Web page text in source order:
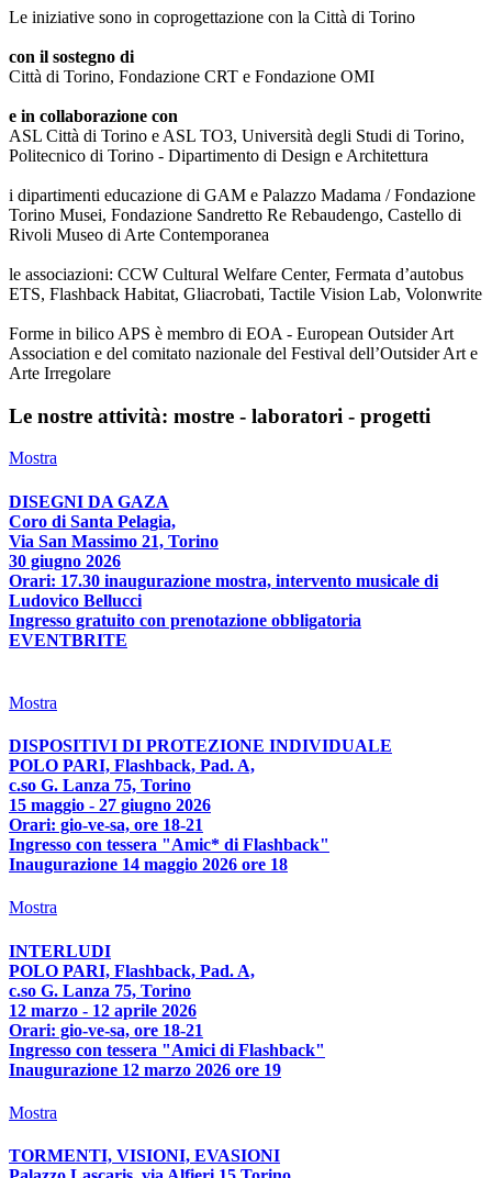
Le iniziative sono in coprogettazione con la Città di Torino
con il sostegno di
Città di Torino, Fondazione CRT e Fondazione OMI
e in collaborazione con
ASL Città di Torino e ASL TO3, Università degli Studi di Torino,
Politecnico di Torino - Dipartimento di Design e Architettura
i dipartimenti educazione di GAM e Palazzo Madama / Fondazione
Torino Musei, Fondazione Sandretto Re Rebaudengo, Castello di
Rivoli Museo di Arte Contemporanea
le associazioni: CCW Cultural Welfare Center, Fermata d’autobus
ETS, Flashback Habitat, Gliacrobati, Tactile Vision Lab, Volonwrite
Forme in bilico APS è membro di EOA - European Outsider Art
Association e del comitato nazionale del Festival dell’Outsider Art e
Arte Irregolare
Le nostre attività: mostre - laboratori - progetti
Mostra
DISEGNI DA GAZA
Coro di Santa Pelagia,
Via San Massimo 21, Torino
30 giugno 2026
Orari: 17.30 inaugurazione mostra, intervento musicale di
Ludovico Bellucci
Ingresso gratuito con prenotazione obbligatoria
EVENTBRITE
Mostra
DISPOSITIVI DI PROTEZIONE INDIVIDUALE
POLO PARI, Flashback, Pad. A,
c.so G. Lanza 75, Torino
15 maggio - 27 giugno 2026
Orari: gio-ve-sa, ore 18-21
Ingresso con tessera "Amic* di Flashback"
Inaugurazione 14 maggio 2026 ore 18
Mostra
INTERLUDI
POLO PARI, Flashback, Pad. A,
c.so G. Lanza 75, Torino
12 marzo - 12 aprile 2026
Orari: gio-ve-sa, ore 18-21
Ingresso con tessera "Amici di Flashback"
Inaugurazione 12 marzo 2026 ore 19
Mostra
TORMENTI, VISIONI, EVASIONI